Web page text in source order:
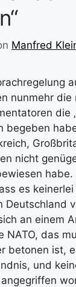
Manfred
nunmehr die
die
begeben
nicht
es keinerlei
Deutschland
an einem
NATO, das
betonen ist,
und